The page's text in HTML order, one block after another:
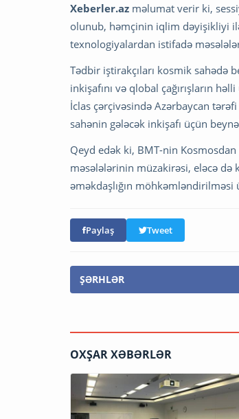
Xeberler.az məlumat verir ki,
olunub, həmçinin iqlim dəyişikliyi
texnologiyalardan istifadə
Tədbir iştirakçıları kosmik sahədə
inkişafını və qlobal çağırışların
İclas çərçivəsində Azərbaycan
sahənin gələcək inkişafı üçün
Qeyd edək ki, BMT-nin
məsələlərinin müzakirəsi, eləcə də
əməkdaşlığın
Paylaş Tweet
ŞƏRHLƏR
OXŞAR XƏBƏRLƏR